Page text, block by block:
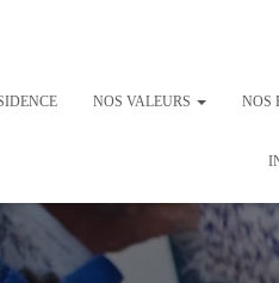
NOS VALEURS NOS